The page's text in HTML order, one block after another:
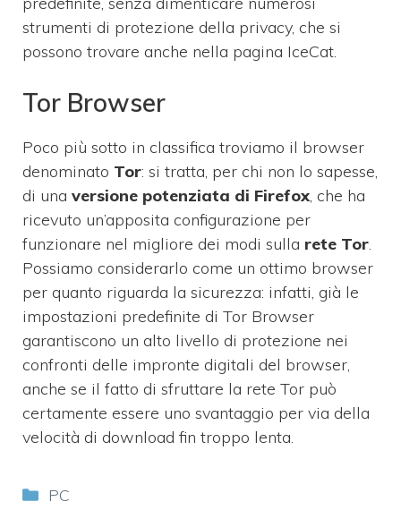
strumenti di protezione della privacy, che si
possono trovare anche nella pagina IceCat.
Tor Browser
Poco più sotto in classifica troviamo il browser
denominato Tor: si tratta, per chi non lo sapesse,
di una versione potenziata di Firefox, che ha
ricevuto un’apposita configurazione per
funzionare nel migliore dei modi sulla rete Tor.
Possiamo considerarlo come un ottimo browser
per quanto riguarda la sicurezza: infatti, già le
impostazioni predefinite di Tor Browser
garantiscono un alto livello di protezione nei
confronti delle impronte digitali del browser,
anche se il fatto di sfruttare la rete Tor può
certamente essere uno svantaggio per via della
velocità di download fin troppo lenta.
Categorie
PC